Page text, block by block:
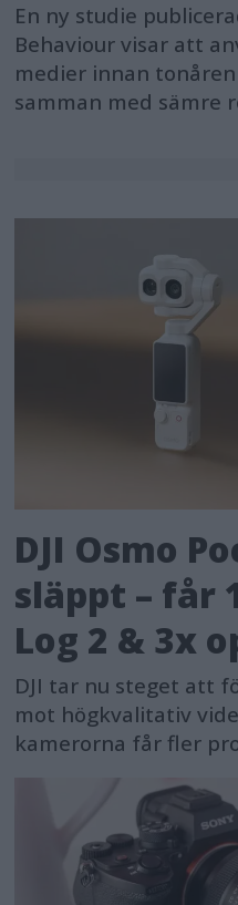
En ny studie
Behaviour visar att
medier innan
samman med sämre
DJI Osmo
släppt – får
Log 2 & 3x
DJI tar nu steget att
mot högkvalitativ
kamerorna får fler